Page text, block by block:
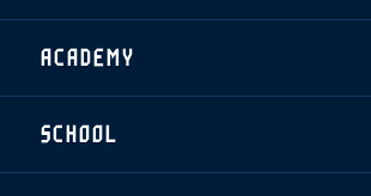
ふるさと納税
フィロソフィー
クラブについて（エンブレム・ロゴ等）
ACADEMY
U-18
U-15
スタッフ
SCHOOL